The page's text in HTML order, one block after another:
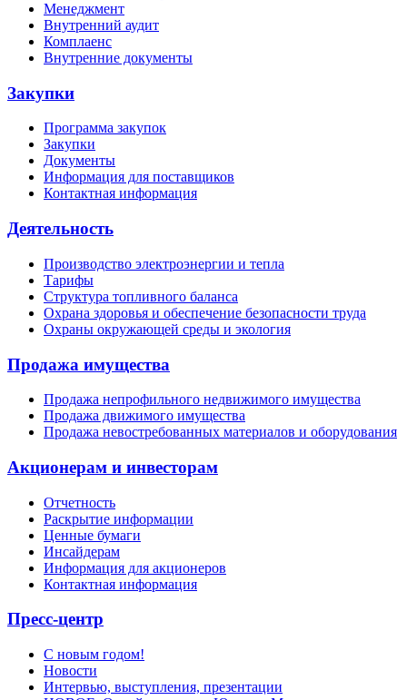
Менеджмент
Внутренний аудит
Комплаенс
Внутренние документы
Закупки
Программа закупок
Закупки
Документы
Информация для поставщиков
Контактная информация
Деятельность
Производство электроэнергии и тепла
Тарифы
Структура топливного баланса
Охрана здоровья и обеспечение безопасности труда
Охраны окружающей среды и экология
Продажа имущества
Продажа непрофильного недвижимого имущества
Продажа движимого имущества
Продажа невостребованных материалов и оборудования
Акционерам и инвесторам
Отчетность
Раскрытие информации
Ценные бумаги
Инсайдерам
Информация для акционеров
Контактная информация
Пресс-центр
С новым годом!
Новости
Интервью, выступления, презентации